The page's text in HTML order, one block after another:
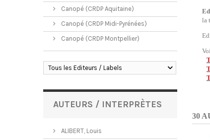
Canopé (CRDP Aquitaine)
Canopé (CRDP Midi-Pyrénées)
Canopé (CRDP Montpellier)
Tous les Editeurs / Labels
AUTEURS / INTERPRÈTES
ALIBERT, Louis
la
30